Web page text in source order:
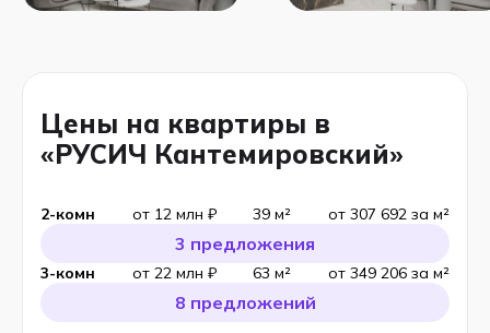
Цены на квартиры в
«РУСИЧ Кантемировский»
2-комн 39 м²
от 12 млн ₽ от 307 692 за м²
3 предложения
3-комн 63 м²
от 22 млн ₽ от 349 206 за м²
8 предложений